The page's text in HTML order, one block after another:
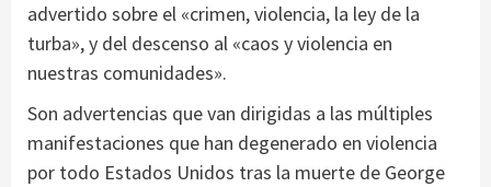
advertido sobre el «crimen, violencia, la ley de la
turba», y del descenso al «caos y violencia en
nuestras comunidades».
Son advertencias que van dirigidas a las múltiples
manifestaciones que han degenerado en violencia
por todo Estados Unidos tras la muerte de George